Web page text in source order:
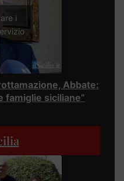
i
Abbate:
famiglie siciliane”